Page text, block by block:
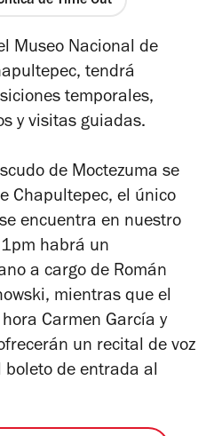
Museo Nacional de
tendrá
temporales,
y visitas guiadas.
de Moctezuma se
Chapultepec, el único
encuentra en nuestro
habrá un
a cargo de Román
mientras que el
Carmen García y
un recital de voz
boleto de entrada al